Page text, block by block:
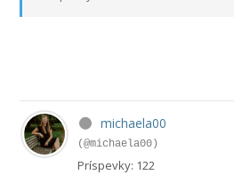
michaela00
(@michaela00)
Príspevky: 122